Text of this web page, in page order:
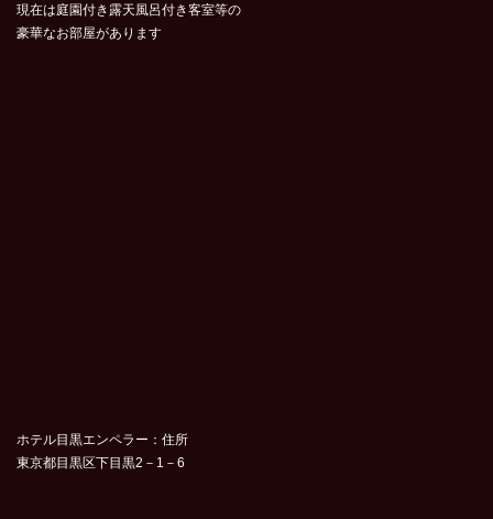
現在は庭園付き露天風呂付き客室等の
豪華なお部屋があります
ホテル目黒エンペラー：住所
東京都目黒区下目黒2－1－6